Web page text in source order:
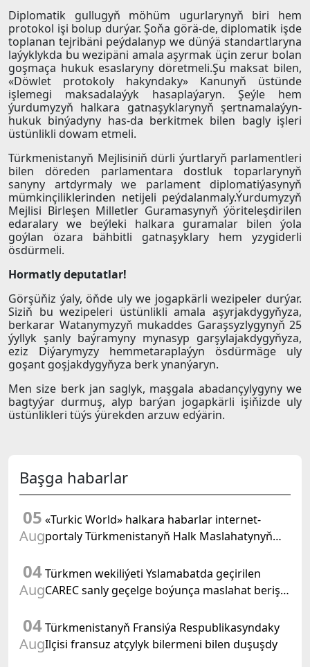
Diplomatik gullugyň möhüm ugurlarynyň biri hem
protokol işi bolup durýar. Şoňa görä-de, diplomatik işde
toplanan tejribäni peýdalanyp we dünýä standartlaryna
laýyklykda bu wezipäni amala aşyrmak üçin zerur bolan
goşmaça hukuk esaslaryny döretmeli.Şu maksat bilen,
«Döwlet protokoly hakyndaky» Kanunyň üstünde
işlemegi maksadalaýyk hasaplaýaryn. Şeýle hem
ýurdumyzyň halkara gatnaşyklarynyň şertnamalaýyn-
hukuk binýadyny has-da berkitmek bilen bagly işleri
üstünlikli dowam etmeli.
Türkmenistanyň Mejlisiniň dürli ýurtlaryň parlamentleri
bilen döreden parlamentara dostluk toparlarynyň
sanyny artdyrmaly we parlament diplomatiýasynyň
mümkinçiliklerinden netijeli peýdalanmaly.Ýurdumyzyň
Mejlisi Birleşen Milletler Guramasynyň ýöriteleşdirilen
edaralary we beýleki halkara guramalar bilen ýola
goýlan özara bähbitli gatnaşyklary hem yzygiderli
ösdürmeli.
Hormatly deputatlar!
Görşüňiz ýaly, öňde uly we jogapkärli wezipeler durýar.
Siziň bu wezipeleri üstünlikli amala aşyrjakdygyňyza,
berkarar Watanymyzyň mukaddes Garaşsyzlygynyň 25
ýyllyk şanly baýramyny mynasyp garşylajakdygyňyza,
eziz Diýarymyzy hemmetaraplaýyn ösdürmäge uly
goşant goşjakdygyňyza berk ynanýaryn.
Men size berk jan saglyk, maşgala abadançylygyny we
bagtyýar durmuş, alyp barýan jogapkärli işiňizde uly
üstünlikleri tüýs ýürekden arzuw edýärin.
Başga habarlar
05
Aug
«Turkic World» halkara habarlar internet-
portaly Türkmenistanyň Halk Maslahatynyň
beýan eder
04
Aug
Türkmen wekiliýeti Yslamabatda geçirilen
CAREC sanly geçelge boýunça maslahat beriş
04
Aug
Türkmenistanyň Fransiýa Respublikasyndaky
Ilçisi fransuz atçylyk bilermeni bilen duşuşdy